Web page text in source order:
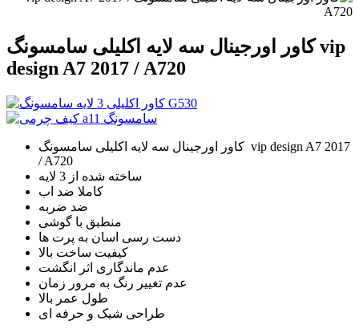
کاور اورجینال سه لایه اکلیلی سامسونگ vip
design A7 2017 / A720
کاور اورجینال سه لایه اکلیلی سامسونگ vip design A7 2017
/ A720
کاملا ضد اب
ضد ضربه
منطبق با گوشی
دست رسی اسان به پرت ها
کیفیت ساخت بالا
عدم ماندگاری اثر انگشت
عدم تغییر رنگ به مرور زمان
طول عمر بالا
طراحی شیک و حرفه ای